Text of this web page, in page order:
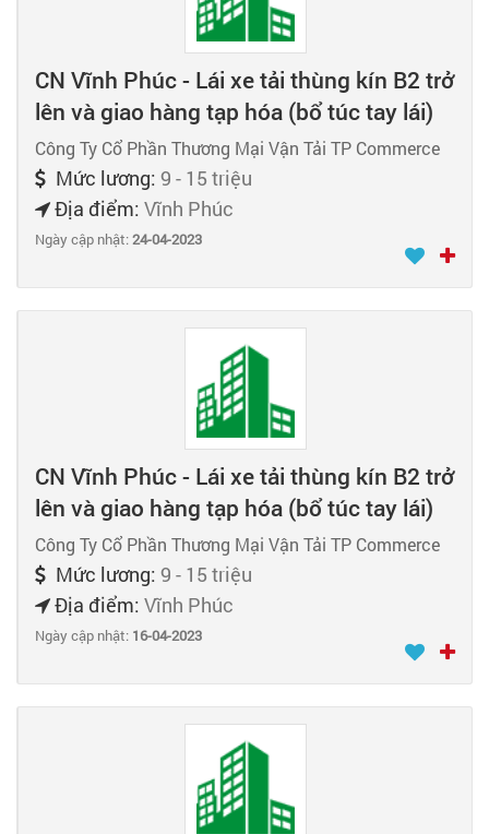
CN Vĩnh Phúc - Lái xe tải thùng kín B2 trở
lên và giao hàng tạp hóa (bổ túc tay lái)
Công Ty Cổ Phần Thương Mại Vận Tải TP Commerce
Mức lương: 9 - 15 triệu
Địa điểm: Vĩnh Phúc
Ngày cập nhật:24-04-2023
CN Vĩnh Phúc - Lái xe tải thùng kín B2 trở
lên và giao hàng tạp hóa (bổ túc tay lái)
Công Ty Cổ Phần Thương Mại Vận Tải TP Commerce
Mức lương: 9 - 15 triệu
Địa điểm: Vĩnh Phúc
Ngày cập nhật: 16-04-2023